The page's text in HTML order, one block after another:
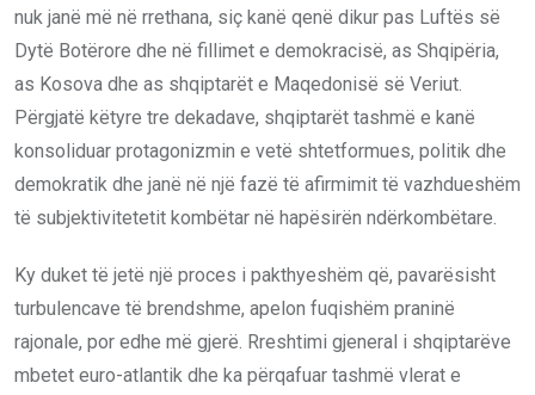
nuk janë më në rrethana, siç kanë qenë dikur pas Luftës së
Dytë Botërore dhe në fillimet e demokracisë, as Shqipëria,
as Kosova dhe as shqiptarët e Maqedonisë së Veriut.
Përgjatë këtyre tre dekadave, shqiptarët tashmë e kanë
konsoliduar protagonizmin e vetë shtetformues, politik dhe
demokratik dhe janë në një fazë të afirmimit të vazhdueshëm
të subjektivitetetit kombëtar në hapësirën ndërkombëtare.
Ky duket të jetë një proces i pakthyeshëm që, pavarësisht
turbulencave të brendshme, apelon fuqishëm praninë
rajonale, por edhe më gjerë. Rreshtimi gjeneral i shqiptarëve
mbetet euro-atlantik dhe ka përqafuar tashmë vlerat e